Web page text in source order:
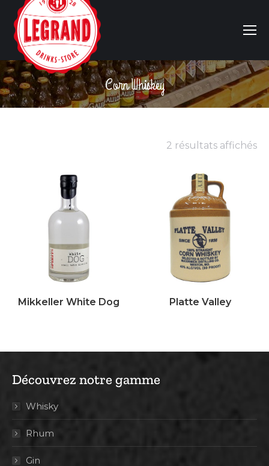
Corn Whiskey
Vous êtes ici :
2 résultats affichés
Mikkeller White Dog Platte Valley
Découvrez notre gamme
Whisky
Rhum
Gin